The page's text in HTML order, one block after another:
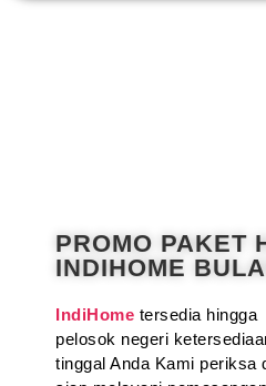
PROMO PAKET
INDIHOME
IndiHome tersedia hingga
pelosok negeri
tinggal Anda Kami periksa